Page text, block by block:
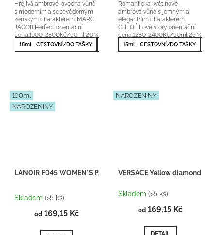
Hřejivá ambrově-ovocná vůně
s moderním a sebevědomým
ženským charakterem. MARC
JACOB Perfect orientační
cena:1900-2800Kč/50ml 20 %
vonné esence
15ml - CESTOVNÍ/DO TAŠKY 50ml - NEJPRODÁVANĚJŠÍ
Romantická květinově-
ambrová vůně s jemným a
elegantním charakterem.
CHLOÉ Love story orientační
cena:1280-2400Kč/50ml 25 %
vonné esence
15ml - CESTOVNÍ/DO TAŠKY
100ml
NAROZENINY
LANOIR F045 WOMEN´S PARFUM
hodnocení
je
z
Skladem (>5 ks)
od 169,15 Kč
NAROZENINY
VERSACE Yellow diamond -
Skladem (>5 ks)
od 169,15 Kč